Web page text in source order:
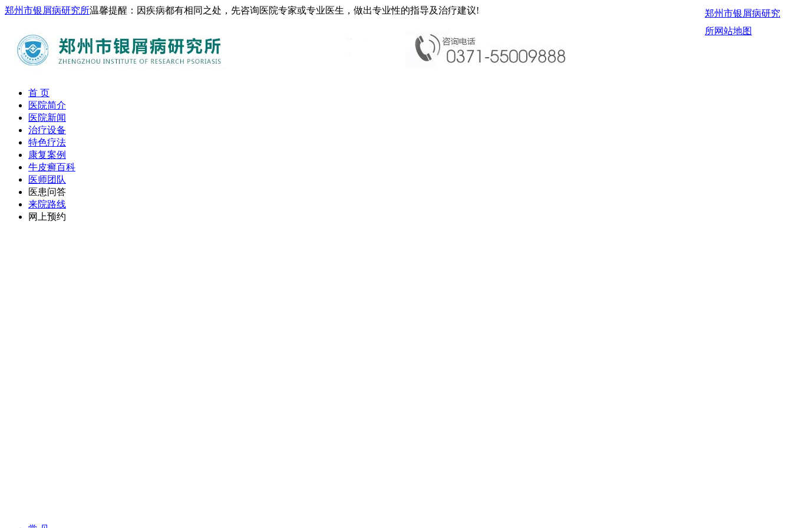
郑州市银屑病研究所温馨提醒：因疾病都有相同之处，先咨询医院专家或专业医生，做出专业性的指导及治疗建议!
郑州市银屑病研究
所网站地图
首 页
医院简介
医院新闻
治疗设备
特色疗法
康复案例
牛皮癣百科
医师团队
医患问答
来院路线
网上预约